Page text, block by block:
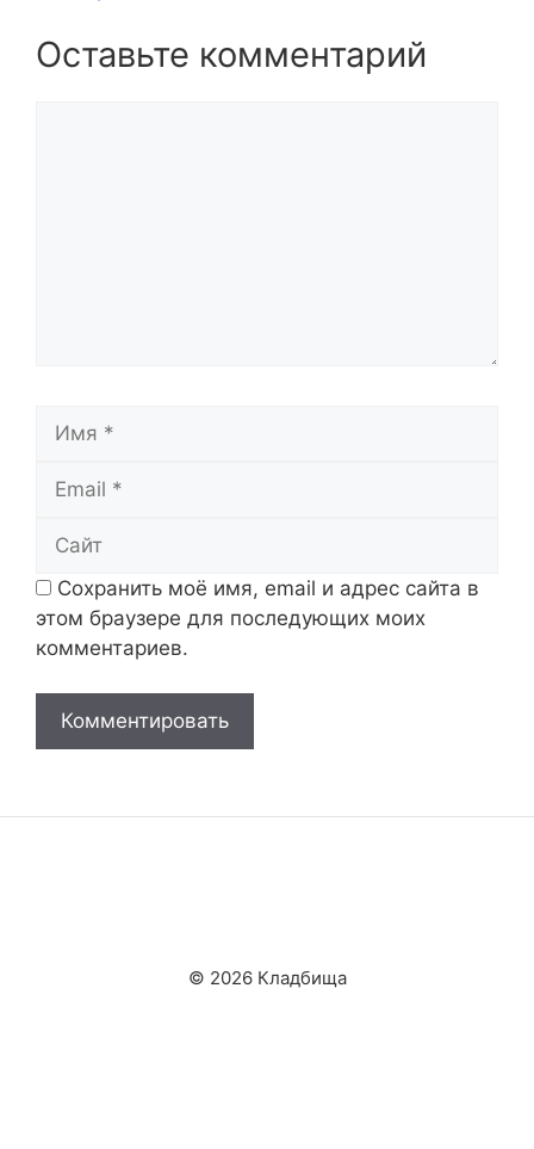
Оставьте комментарий
Сохранить моё имя, email и адрес сайта в
этом браузере для последующих моих
комментариев.
© 2026 Кладбища